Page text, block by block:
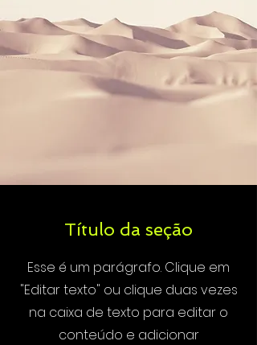
Título da seção
Esse é um parágrafo. Clique em
"Editar texto" ou clique duas vezes
na caixa de texto para editar o
conteúdo e adicionar